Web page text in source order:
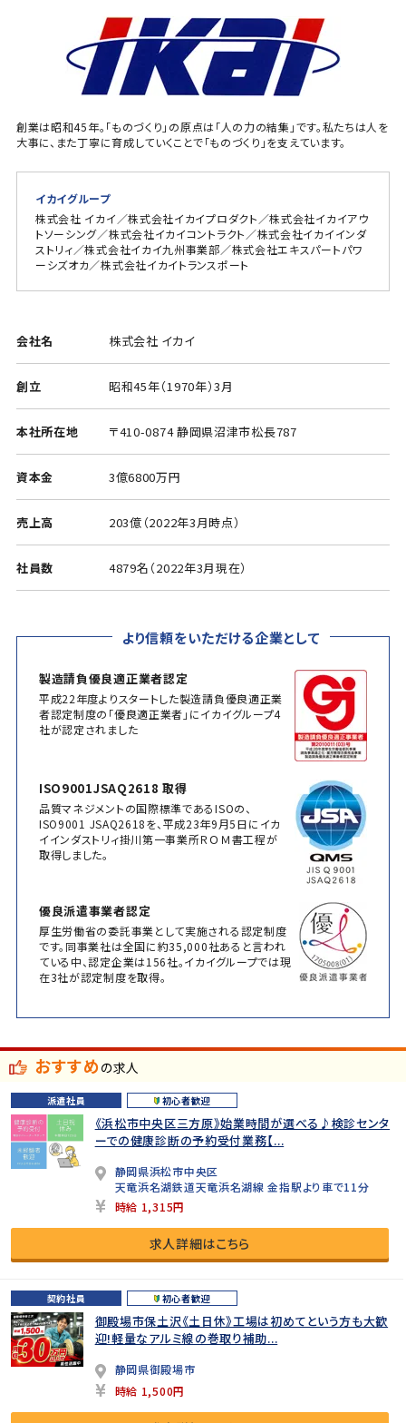
創業は昭和45年。「ものづくり」の原点は「人の力の結集」です。私たちは人を
大事に、また丁寧に育成していくことで「ものづくり」を支えています。
イカイグループ
株式会社 イカイ／株式会社イカイプロダクト／株式会社イカイアウ
トソーシング／株式会社イカイコントラクト／株式会社イカイインダ
ストリィ／株式会社イカイ九州事業部／株式会社エキスパートパワ
ーシズオカ／株式会社イカイトランスポート
会社名 株式会社 イカイ
創立 昭和45年（1970年）3月
本社所在地 〒410-0874 静岡県沼津市松長787
資本金 3億6800万円
売上高 203億（2022年3月時点）
社員数 4879名（2022年3月現在）
より信頼をいただける企業として
製造請負優良適正業者認定
平成22年度よりスタートした製造請負優良適正業
者認定制度の「優良適正業者」にイカイグループ4
社が認定されました
ISO9001JSAQ2618 取得
品質マネジメントの国際標準であるISOの、
ISO9001 JSAQ2618を、平成23年9月5日にイカ
イインダストリィ掛川第一事業所ＲＯＭ書工程が
取得しました。
優良派遣事業者認定
厚生労働省の委託事業として実施される認定制度
です。同事業社は全国に約35,000社あると言われ
ている中、認定企業は156社。イカイグループでは現
在3社が認定制度を取得。
おすすめの求人
派遣社員 初心者歓迎
《浜松市中央区三方原》始業時間が選べる♪検診センタ
ーでの健康診断の予約受付業務【...
静岡県浜松市中央区
天竜浜名湖鉄道天竜浜名湖線 金指駅より車で11分
時給 1,315円
求人詳細はこちら
契約社員 初心者歓迎
御殿場市保土沢《土日休》工場は初めてという方も大歓
迎!軽量なアルミ線の巻取り補助...
静岡県御殿場市
時給 1,500円